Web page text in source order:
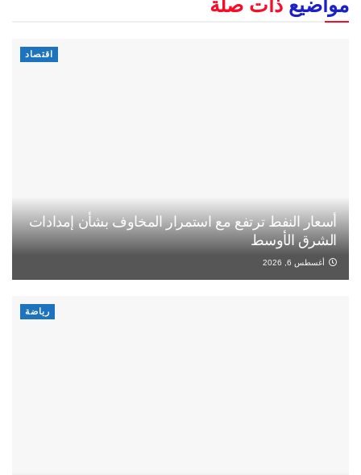
مواضيع ذات صلة
اقتصاد
أسعار النفط ترتفع مع استمرار المخاوف بشأن إمدادات
الشرق الأوسط
أغسطس 6, 2026
رياضة